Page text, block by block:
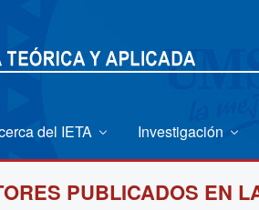
del IETA Investigación
PUBLICADOS EN